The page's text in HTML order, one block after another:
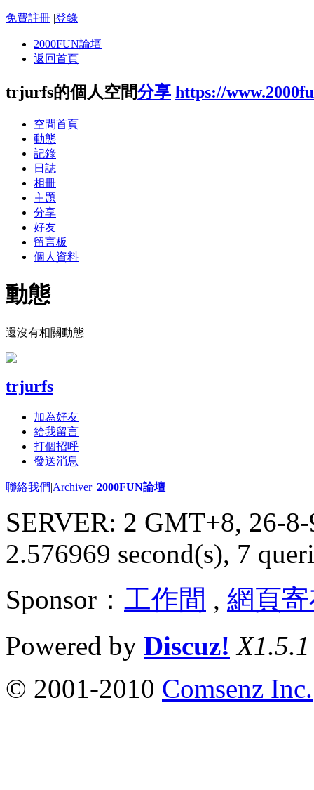
免費註冊 |登錄
2000FUN論壇
返回首頁
trjurfs的個人空間分享 https://
空間首頁
動態
記錄
日誌
相冊
主題
分享
好友
留言板
個人資料
動態
還沒有相關動態
trjurfs
加為好友
給我留言
打個招呼
發送消息
聯絡我們|Archiver| 2000FUN論壇
SERVER: 2 GMT+8, 26-
2.576969 second(s), 7
Sponsor： 工作間 , 網頁
Powered by Discuz! X1.5.1
© 2001-2010 Comsenz Inc.